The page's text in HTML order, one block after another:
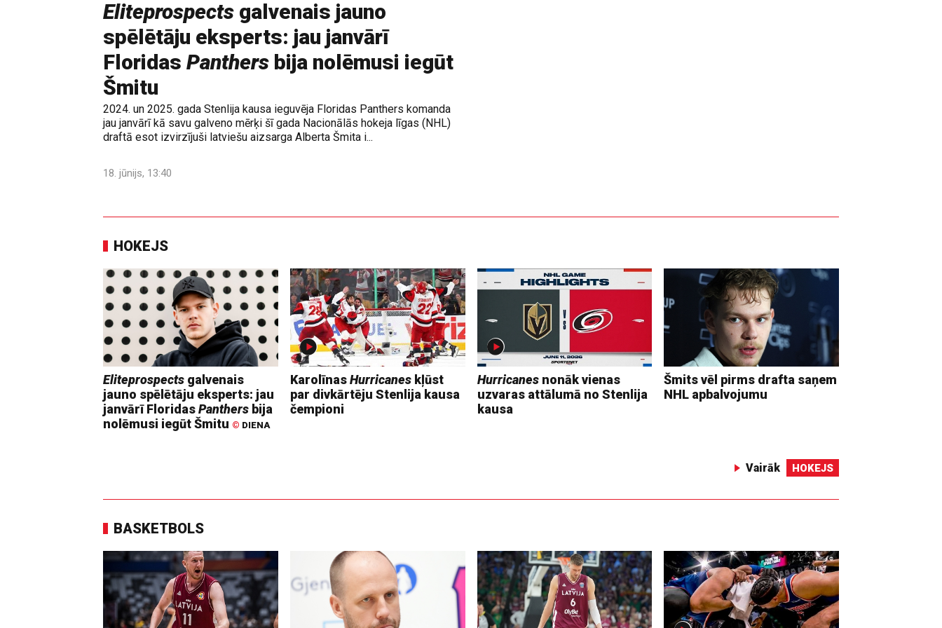
Eliteprospects galvenais jauno
spēlētāju eksperts: jau janvārī
Floridas Panthers bija nolēmusi iegūt
Šmitu
2024. un 2025. gada Stenlija kausa ieguvēja Floridas Panthers komanda
jau janvārī kā savu galveno mērķi šī gada Nacionālās hokeja līgas (NHL)
draftā esot izvirzījuši latviešu aizsarga Alberta Šmita i...
18. jūnijs, 13:40
HOKEJS
Eliteprospects galvenais
jauno spēlētāju eksperts: jau
janvārī FloridasPanthers bija
nolēmusi iegūt Šmitu © DIENA
KarolīnasHurricaneskļūst
par divkārtēju Stenlija kausa
čempioni
Hurricanesnonāk vienas
uzvaras attālumā no Stenlija
kausa
Šmits vēl pirms drafta saņem
NHL apbalvojumu
Vairāk HOKEJS
BASKETBOLS